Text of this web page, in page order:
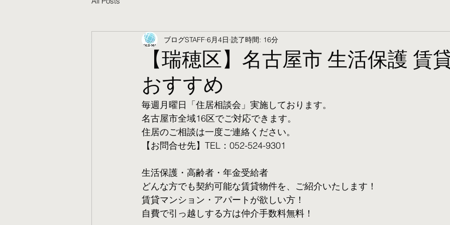
【瑞穂区】名古屋市 生活保護 賃
おすすめ
ブログSTAFF 6月4日 読了時間: 16分
毎週月曜日「住居相談会」実施しております。
名古屋市全域16区でご対応できます。
住居のご相談は一度ご連絡ください。
【お問合せ先】TEL：052-524-9301
生活保護・高齢者・年金受給者
​どんな方でも契約可能な賃貸物件を、ご紹介いたします！
賃貸マンション・アパートが欲しい方！
自費で引っ越しする方は仲介手数料無料！